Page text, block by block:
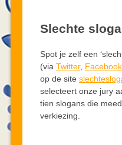
Slechte
Spot je zelf een
(via Twitter, Facebook
op de site
selecteert onze jury
tien slogans die
verkiezing.